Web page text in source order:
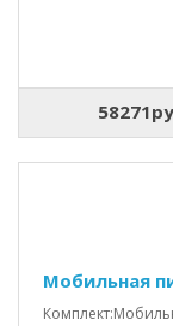
Мобильная